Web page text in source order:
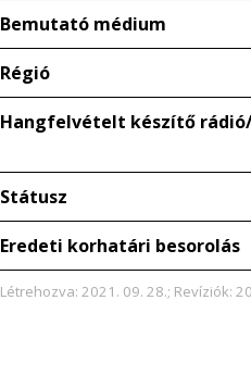
Bemutató médium
Régió
Hangfelvételt készítő
Státusz
Eredeti korhatári besorolás
Létrehozva: 2021. 09. 28.; Revíziók: